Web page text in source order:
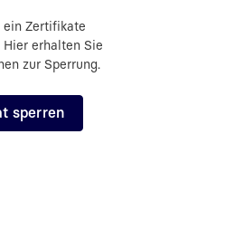
Zertifikate
erhalten Sie
zur Sperrung.
sperren